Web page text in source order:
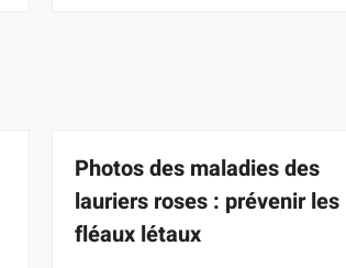
Photos des maladies des
lauriers roses : prévenir les
fléaux létaux